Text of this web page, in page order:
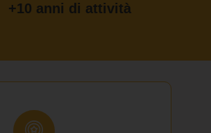
+10 anni di attività